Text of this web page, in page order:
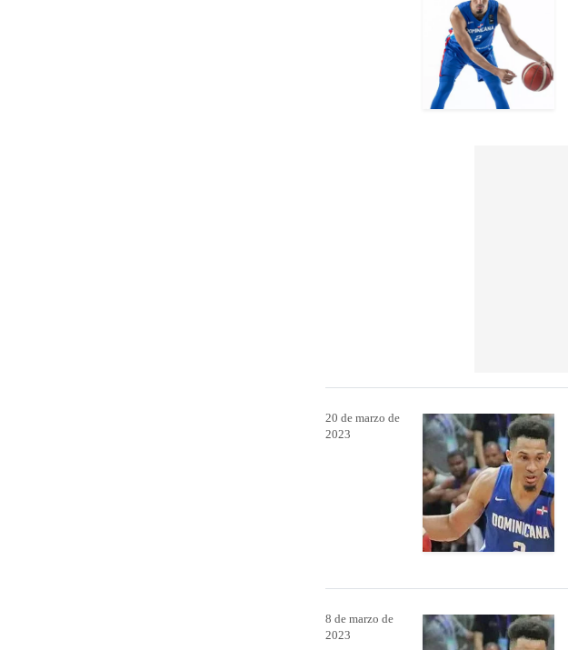
20 de marzo de
2023
8 de marzo de
2023